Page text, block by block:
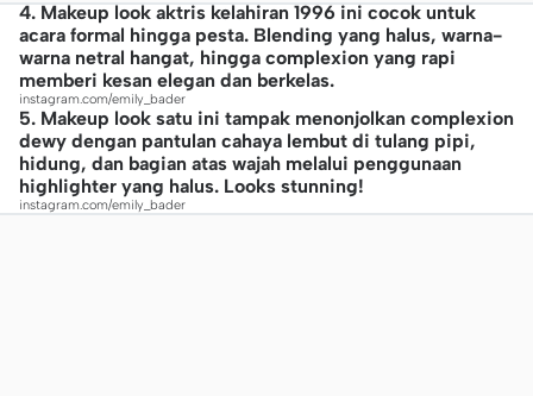
4. Makeup look aktris kelahiran 1996 ini cocok untuk
acara formal hingga pesta. Blending yang halus, warna-
warna netral hangat, hingga complexion yang rapi
memberi kesan elegan dan berkelas.
instagram.com/emily_bader
5. Makeup look satu ini tampak menonjolkan complexion
dewy dengan pantulan cahaya lembut di tulang pipi,
hidung, dan bagian atas wajah melalui penggunaan
highlighter yang halus. Looks stunning!
instagram.com/emily_bader